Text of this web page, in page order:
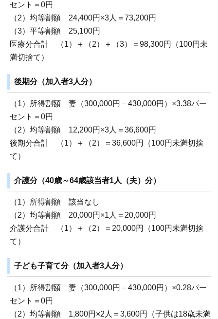
セント＝0円
（2）均等割額 24,400円×3人＝73,200円
（3）平等割額 25,100円
医療分合計 （1）＋（2）＋（3）＝98,300円（100円未
満切捨て）
後期分（加入者3人分）
（1）所得割額 妻（300,000円－430,000円）×3.38パー
セント＝0円
（2）均等割額 12,200円×3人＝36,600円
後期分合計 （1）＋（2）＝36,600円（100円未満切捨
て）
介護分（40歳～64歳該当者1人（夫）分）
（1）所得割額 該当なし
（2）均等割額 20,000円×1人＝20,000円
介護分合計 （1）＋（2）＝20,000円（100円未満切捨
て）
子ども子育て分（加入者3人分）
（1）所得割額 妻（300,000円－430,000円）×0.28パー
セント＝0円
（2）均等割額 1,800円×2人＝3,600円（子供は18歳未満